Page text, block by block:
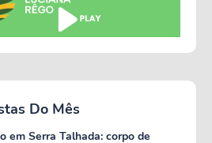
Do Mês
em Serra Talhada: corpo de